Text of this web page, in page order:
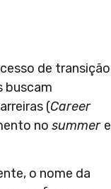
de transição
buscam
(Career
no summer e
o nome da